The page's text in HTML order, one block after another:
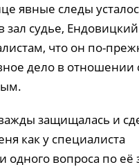
явные следы
зал судье,
что он по-
дело в отношении
защищалась и
как у специалиста
одного вопроса по её